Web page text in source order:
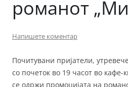
романот
Напишете коментар
Почитувани пријатели,
со почеток во 19 часот во кафе-
се одржи промоцијата на